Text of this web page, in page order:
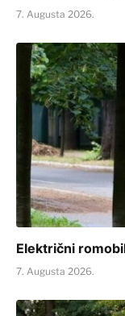
7. Augusta 2026.
Električni
7. Augusta 2026.